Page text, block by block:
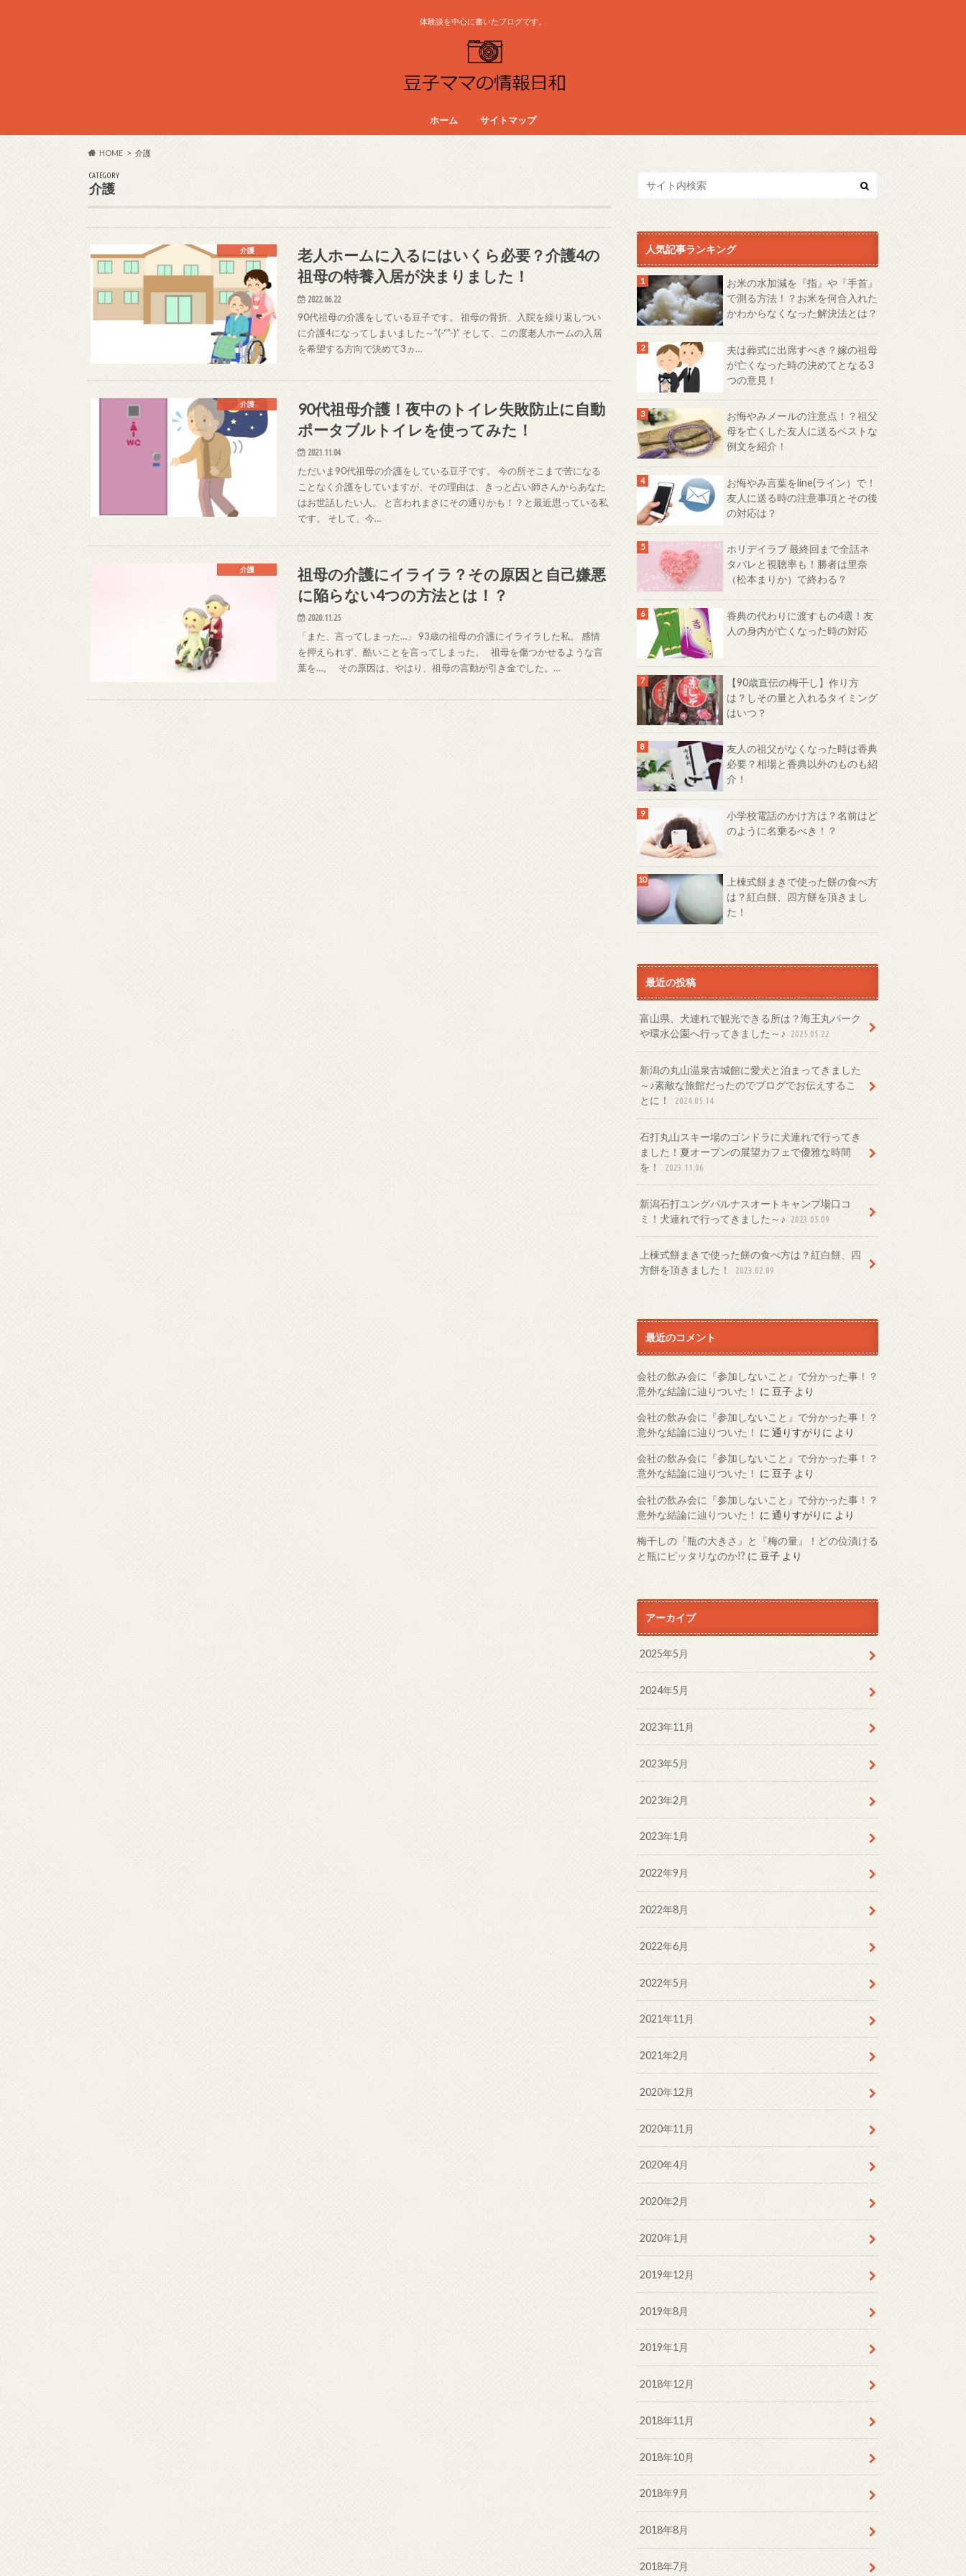
体験談を中心に書いたブログです。
ホーム サイトマップ
HOME 介護
CATEGORY
介護
介護
老人ホームに入るにはいくら必要？介護4の
祖母の特養入居が決まりました！
2022.06.22
90代祖母の介護をしている豆子です。 祖母の骨折、入院を繰り返しつい
に介護4になってしまいました～”(-“”-)” そして、この度老人ホームの入居
を希望する方向で決めて3ヵ…
介護
90代祖母介護！夜中のトイレ失敗防止に自動
ポータブルトイレを使ってみた！
2021.11.04
ただいま90代祖母の介護をしている豆子です。 今の所そこまで苦になる
ことなく介護をしていますが、その理由は、きっと占い師さんからあなた
はお世話したい人。 と言われまさにその通りかも！？と最近思っている私
です。 そして、今…
介護
祖母の介護にイライラ？その原因と自己嫌悪
に陥らない4つの方法とは！？
2020.11.25
「また、言ってしまった…」 93歳の祖母の介護にイライラした私。 感情
を押えられず、酷いことを言ってしまった。 祖母を傷つかせるような言
葉を…。 その原因は、やはり、祖母の言動が引き金でした。…
人気記事ランキング
お米の水加減を『指』や『手首』
で測る方法！？お米を何合入れた
かわからなくなった解決法とは？
夫は葬式に出席すべき？嫁の祖母
が亡くなった時の決めてとなる3
つの意見！
お悔やみメールの注意点！？祖父
母を亡くした友人に送るベストな
例文を紹介！
お悔やみ言葉をline(ライン）で！
友人に送る時の注意事項とその後
の対応は？
ホリデイラブ 最終回まで全話ネ
タバレと視聴率も！勝者は里奈
（松本まりか）で終わる？
香典の代わりに渡すもの4選！友
人の身内が亡くなった時の対応
【90歳直伝の梅干し】作り方
は？しその量と入れるタイミング
はいつ？
友人の祖父がなくなった時は香典
必要？相場と香典以外のものも紹
介！
小学校電話のかけ方は？名前はど
のように名乗るべき！？
上棟式餅まきで使った餅の食べ方
は？紅白餅、四方餅を頂きまし
た！
最近の投稿
富山県、犬連れで観光できる所は？海王丸パーク
や環水公園へ行ってきました～♪
2025.05.22
新潟の丸山温泉古城館に愛犬と泊まってきました
～♪素敵な旅館だったのでブログでお伝えするこ
とに！
2024.05.14
石打丸山スキー場のゴンドラに犬連れで行ってき
ました！夏オープンの展望カフェで優雅な時間
を！
2023.11.06
新潟石打ユングパルナスオートキャンプ場口コ
ミ！犬連れで行ってきました～♪
2023.05.09
上棟式餅まきで使った餅の食べ方は？紅白餅、四
方餅を頂きました！
2023.02.09
最近のコメント
会社の飲み会に『参加しないこと』で分かった事！？
意外な結論に辿りついた！ に 豆子 より
会社の飲み会に『参加しないこと』で分かった事！？
意外な結論に辿りついた！ に 通りすがりに より
会社の飲み会に『参加しないこと』で分かった事！？
意外な結論に辿りついた！ に 豆子 より
会社の飲み会に『参加しないこと』で分かった事！？
意外な結論に辿りついた！ に 通りすがりに より
梅干しの『瓶の大きさ』と『梅の量』！どの位漬ける
と瓶にピッタリなのか!? に 豆子 より
アーカイブ
2025年5月
2024年5月
2023年11月
2023年5月
2023年2月
2023年1月
2022年9月
2022年8月
2022年6月
2022年5月
2021年11月
2021年2月
2020年12月
2020年11月
2020年4月
2020年2月
2020年1月
2019年12月
2019年8月
2019年1月
2018年12月
2018年11月
2018年10月
2018年9月
2018年8月
2018年7月